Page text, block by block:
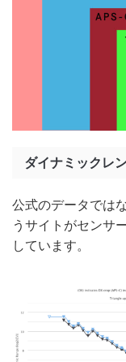
ダイナミックレ
公式のデータでは
うサイトがセンサ
しています。